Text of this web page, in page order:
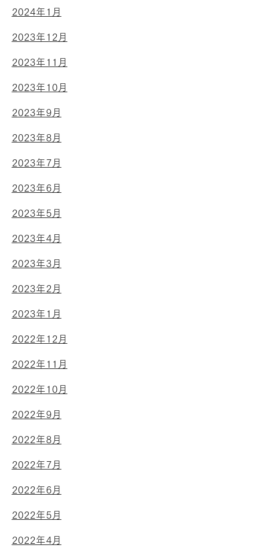
2024年1月
2023年12月
2023年11月
2023年10月
2023年9月
2023年8月
2023年7月
2023年6月
2023年5月
2023年4月
2023年3月
2023年2月
2023年1月
2022年12月
2022年11月
2022年10月
2022年9月
2022年8月
2022年7月
2022年6月
2022年5月
2022年4月